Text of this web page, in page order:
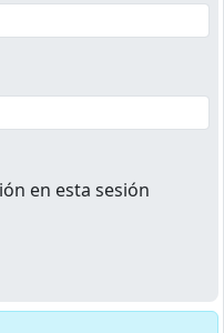
en esta sesión